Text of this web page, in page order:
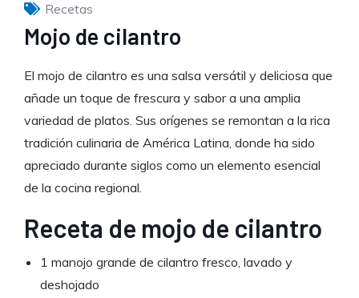
Recetas
Mojo de cilantro
El mojo de cilantro es una salsa versátil y deliciosa que
añade un toque de frescura y sabor a una amplia
variedad de platos. Sus orígenes se remontan a la rica
tradición culinaria de América Latina, donde ha sido
apreciado durante siglos como un elemento esencial
de la cocina regional.
Receta de mojo de cilantro
1 manojo grande de cilantro fresco, lavado y
deshojado